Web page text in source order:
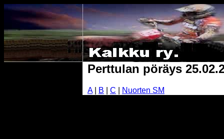
Perttulan pöräys
A| B C Nuorten SM